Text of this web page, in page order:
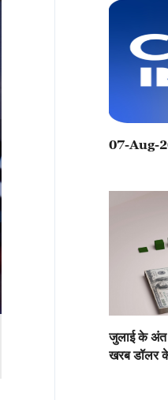
शांगहाई लेगोलैंड रिज़ॉर्ट में,
अद्वितीय रचनात्मकता और
07-Aug-
जुलाई के अंत
खरब डॉलर